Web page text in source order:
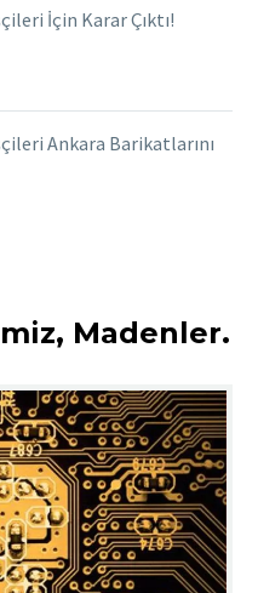
İçin Karar Çıktı!
Ankara Barikatlarını
Madenler.